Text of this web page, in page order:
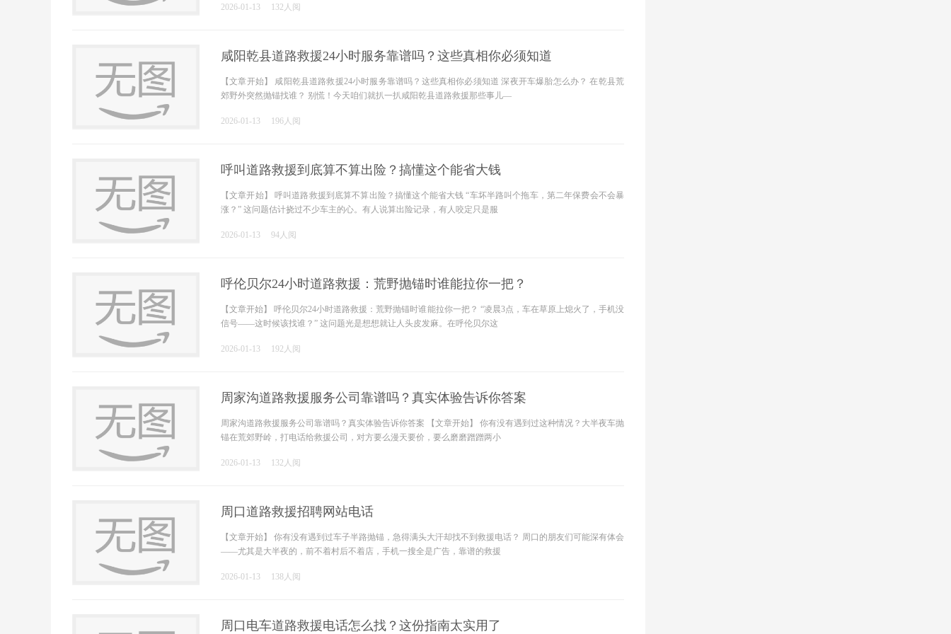
2026-01-13 132人阅
咸阳乾县道路救援24小时服务靠谱吗？这些真相你必须知道
【文章开始】 咸阳乾县道路救援24小时服务靠谱吗？这些真相你必须知道 深夜开车爆胎怎么办？ 在乾县荒
郊野外突然抛锚找谁？ 别慌！今天咱们就扒一扒咸阳乾县道路救援那些事儿—
2026-01-13 196人阅
呼叫道路救援到底算不算出险？搞懂这个能省大钱
【文章开始】 呼叫道路救援到底算不算出险？搞懂这个能省大钱 “车坏半路叫个拖车，第二年保费会不会暴
涨？” 这问题估计挠过不少车主的心。有人说算出险记录，有人咬定只是服
2026-01-13 94人阅
呼伦贝尔24小时道路救援：荒野抛锚时谁能拉你一把？
【文章开始】 呼伦贝尔24小时道路救援：荒野抛锚时谁能拉你一把？ “凌晨3点，车在草原上熄火了，手机没
信号——这时候该找谁？” 这问题光是想想就让人头皮发麻。在呼伦贝尔这
2026-01-13 192人阅
周家沟道路救援服务公司靠谱吗？真实体验告诉你答案
周家沟道路救援服务公司靠谱吗？真实体验告诉你答案 【文章开始】 你有没有遇到过这种情况？大半夜车抛
锚在荒郊野岭，打电话给救援公司，对方要么漫天要价，要么磨磨蹭蹭两小
2026-01-13 132人阅
周口道路救援招聘网站电话
【文章开始】 你有没有遇到过车子半路抛锚，急得满头大汗却找不到救援电话？ 周口的朋友们可能深有体会
——尤其是大半夜的，前不着村后不着店，手机一搜全是广告，靠谱的救援
2026-01-13 138人阅
周口电车道路救援电话怎么找？这份指南太实用了